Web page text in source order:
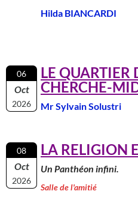
Hilda BIANCARDI
06
Oct
2026
LE QUARTIER
CHERCHE-
Mr Sylvain Solustri
08
Oct
2026
LA RELIGION
Un Panthéon infini.
Salle de l'amitié